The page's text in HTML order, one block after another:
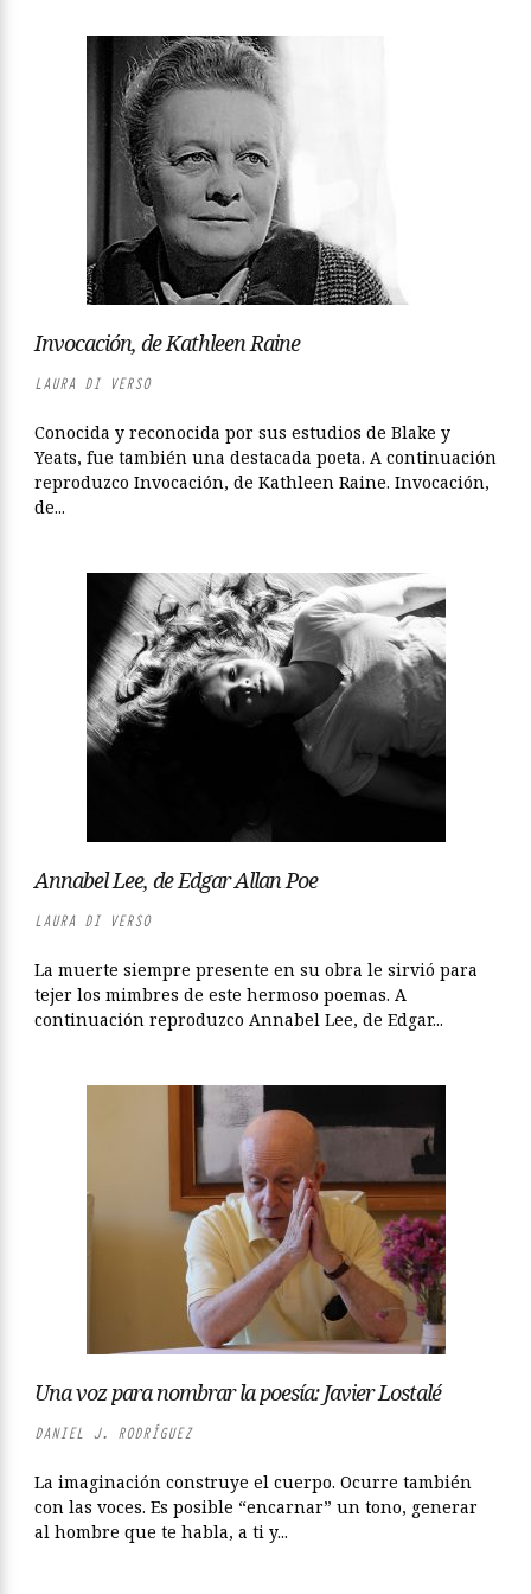
Invocación, de Kathleen Raine
LAURA DI VERSO
Conocida y reconocida por sus estudios de Blake y
Yeats, fue también una destacada poeta. A continuación
reproduzco Invocación, de Kathleen Raine. Invocación,
de...
Annabel Lee, de Edgar Allan Poe
LAURA DI VERSO
La muerte siempre presente en su obra le sirvió para
tejer los mimbres de este hermoso poemas. A
continuación reproduzco Annabel Lee, de Edgar...
Una voz para nombrar la poesía: Javier Lostalé
DANIEL J. RODRÍGUEZ
La imaginación construye el cuerpo. Ocurre también
con las voces. Es posible “encarnar” un tono, generar
al hombre que te habla, a ti y...